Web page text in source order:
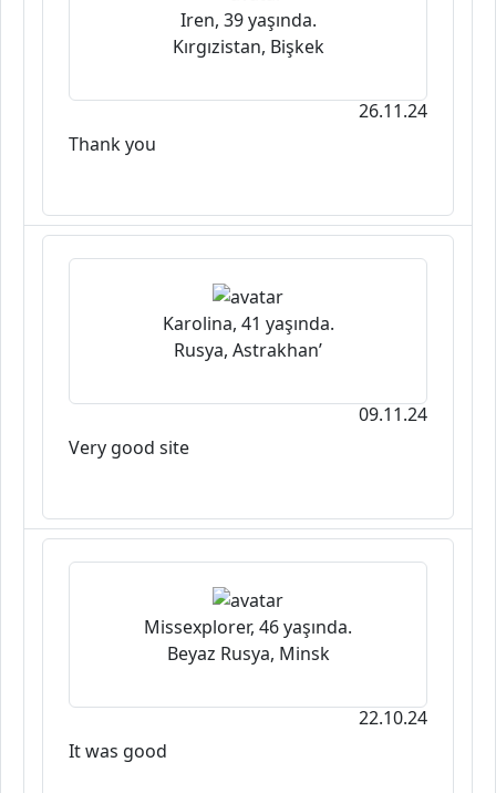
Iren, 39 yaşında.
Kırgızistan, Bişkek
26.11.24
Thank you
Karolina, 41 yaşında.
Rusya, Astrakhan’
09.11.24
Very good site
Missexplorer, 46 yaşında.
Beyaz Rusya, Minsk
22.10.24
It was good